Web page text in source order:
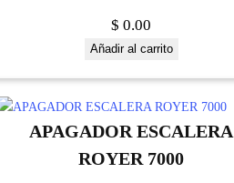
$ 0.00
Añadir al carrito
APAGADOR ESCALERA
ROYER 7000